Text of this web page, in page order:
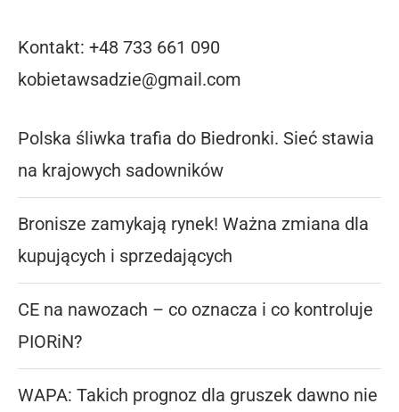
Kontakt: +48 733 661 090
kobietawsadzie@gmail.com
Polska śliwka trafia do Biedronki. Sieć stawia
na krajowych sadowników
Bronisze zamykają rynek! Ważna zmiana dla
kupujących i sprzedających
CE na nawozach – co oznacza i co kontroluje
PIORiN?
WAPA: Takich prognoz dla gruszek dawno nie